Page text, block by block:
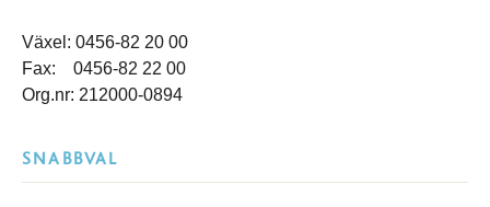
Växel: 0456-82 20 00
Fax: 0456-82 22 00
Org.nr: 212000-0894
SNABBVAL